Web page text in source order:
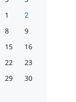
1
2
8
9
15
16
22
23
29
30